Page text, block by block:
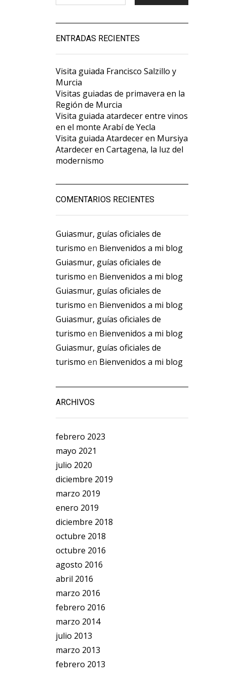
ENTRADAS RECIENTES
Visita guiada Francisco Salzillo y
Murcia
Visitas guiadas de primavera en la
Región de Murcia
Visita guiada atardecer entre vinos
en el monte Arabí de Yecla
Visita guiada Atardecer en Mursiya
Atardecer en Cartagena, la luz del
modernismo
COMENTARIOS RECIENTES
Guiasmur, guías oficiales de
turismo en Bienvenidos a mi blog
Guiasmur, guías oficiales de
turismo en Bienvenidos a mi blog
Guiasmur, guías oficiales de
turismo en Bienvenidos a mi blog
Guiasmur, guías oficiales de
turismo en Bienvenidos a mi blog
Guiasmur, guías oficiales de
turismo en Bienvenidos a mi blog
ARCHIVOS
febrero 2023
mayo 2021
julio 2020
diciembre 2019
marzo 2019
enero 2019
diciembre 2018
octubre 2018
octubre 2016
agosto 2016
abril 2016
marzo 2016
febrero 2016
marzo 2014
julio 2013
marzo 2013
febrero 2013